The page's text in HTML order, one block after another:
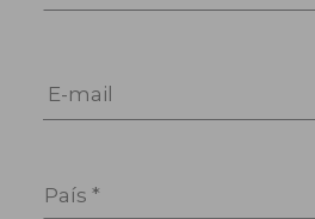
E-mail
País *